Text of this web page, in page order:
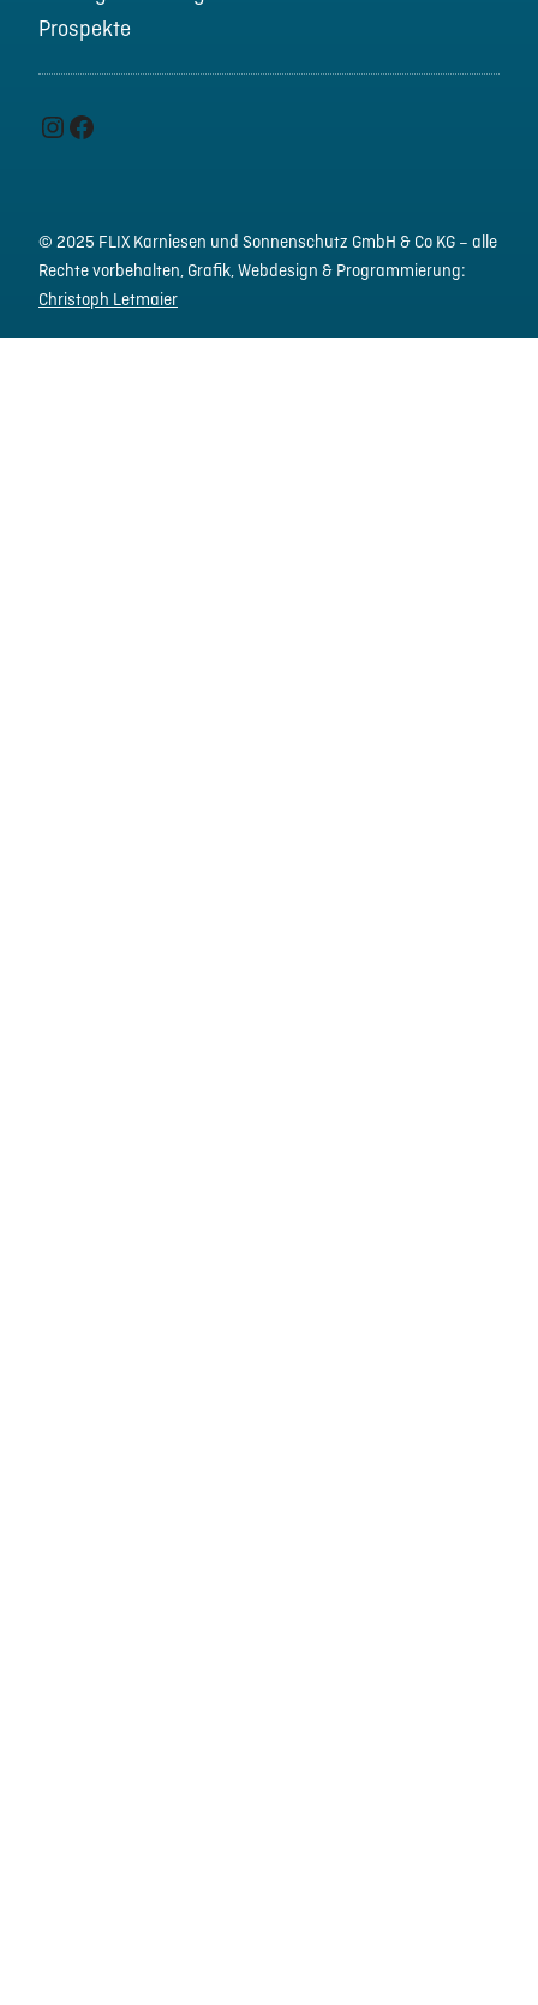
Prospekte
Instagram
Facebook
© 2025 FLIX Karniesen und Sonnenschutz GmbH & Co KG – alle
Rechte vorbehalten, Grafik, Webdesign & Programmierung:
Christoph Letmaier